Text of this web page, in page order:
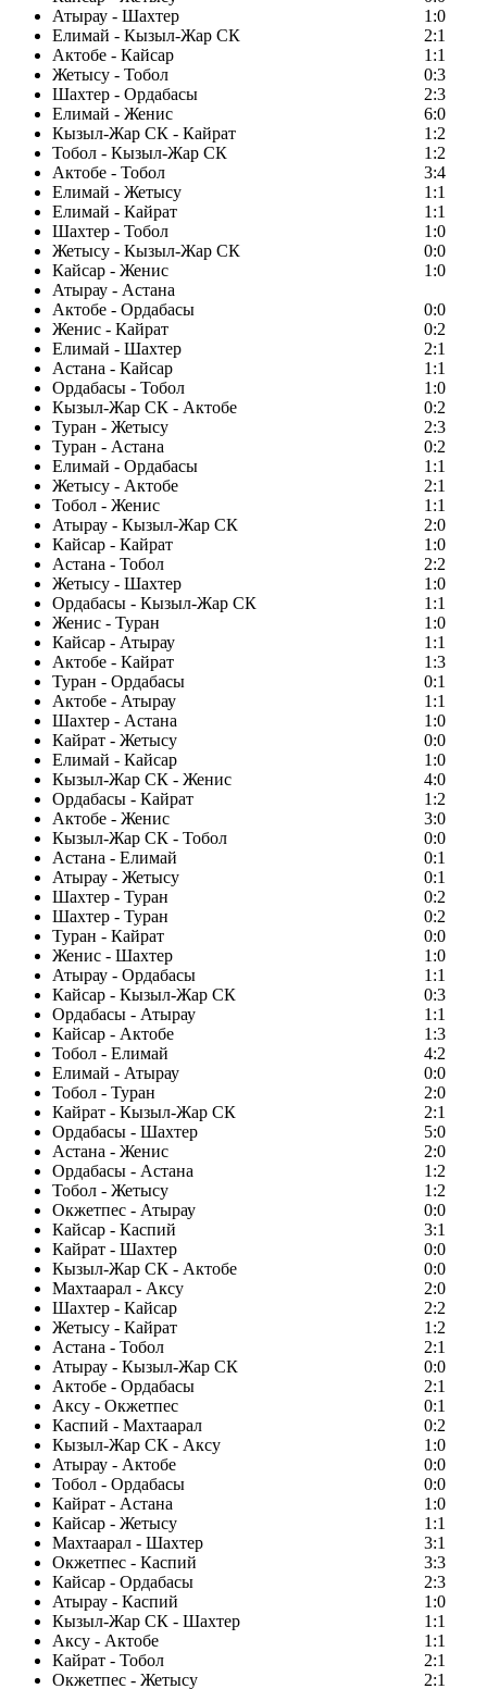
Атырау - Шахтер
1:0
Елимай - Кызыл-Жар СК
2:1
Актобе - Кайсар
1:1
Жетысу - Тобол
0:3
Шахтер - Ордабасы
2:3
Елимай - Женис
6:0
Кызыл-Жар СК - Кайрат
1:2
Тобол - Кызыл-Жар СК
1:2
Актобе - Тобол
3:4
Елимай - Жетысу
1:1
Елимай - Кайрат
1:1
Шахтер - Тобол
1:0
Жетысу - Кызыл-Жар СК
0:0
Кайсар - Женис
1:0
Атырау - Астана
Актобе - Ордабасы
0:0
Женис - Кайрат
0:2
Елимай - Шахтер
2:1
Астана - Кайсар
1:1
Ордабасы - Тобол
1:0
Кызыл-Жар СК - Актобе
0:2
Туран - Жетысу
2:3
Туран - Астана
0:2
Елимай - Ордабасы
1:1
Жетысу - Актобе
2:1
Тобол - Женис
1:1
Атырау - Кызыл-Жар СК
2:0
Кайсар - Кайрат
1:0
Астана - Тобол
2:2
Жетысу - Шахтер
1:0
Ордабасы - Кызыл-Жар СК
1:1
Женис - Туран
1:0
Кайсар - Атырау
1:1
Актобе - Кайрат
1:3
Туран - Ордабасы
0:1
Актобе - Атырау
1:1
Шахтер - Астана
1:0
Кайрат - Жетысу
0:0
Елимай - Кайсар
1:0
Кызыл-Жар СК - Женис
4:0
Ордабасы - Кайрат
1:2
Актобе - Женис
3:0
Кызыл-Жар СК - Тобол
0:0
Астана - Елимай
0:1
Атырау - Жетысу
0:1
Шахтер - Туран
0:2
Шахтер - Туран
0:2
Туран - Кайрат
0:0
Женис - Шахтер
1:0
Атырау - Ордабасы
1:1
Кайсар - Кызыл-Жар СК
0:3
Ордабасы - Атырау
1:1
Кайсар - Актобе
1:3
Тобол - Елимай
4:2
Елимай - Атырау
0:0
Тобол - Туран
2:0
Кайрат - Кызыл-Жар СК
2:1
Ордабасы - Шахтер
5:0
Астана - Женис
2:0
Ордабасы - Астана
1:2
Тобол - Жетысу
1:2
Окжетпес - Атырау
0:0
Кайсар - Каспий
3:1
Кайрат - Шахтер
0:0
Кызыл-Жар СК - Актобе
0:0
Махтаарал - Аксу
2:0
Шахтер - Кайсар
2:2
Жетысу - Кайрат
1:2
Астана - Тобол
2:1
Атырау - Кызыл-Жар СК
0:0
Актобе - Ордабасы
2:1
Аксу - Окжетпес
0:1
Каспий - Махтаарал
0:2
Кызыл-Жар СК - Аксу
1:0
Атырау - Актобе
0:0
Тобол - Ордабасы
0:0
Кайрат - Астана
1:0
Кайсар - Жетысу
1:1
Махтаарал - Шахтер
3:1
Окжетпес - Каспий
3:3
Кайсар - Ордабасы
2:3
Атырау - Каспий
1:0
Кызыл-Жар СК - Шахтер
1:1
Аксу - Актобе
1:1
Кайрат - Тобол
2:1
Окжетпес - Жетысу
2:1